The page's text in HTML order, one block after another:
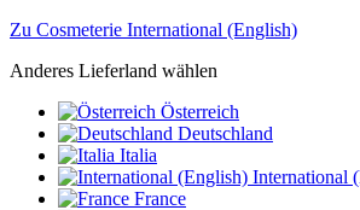
Zu Cosmeterie International (English)
Anderes Lieferland wählen
Österreich
Deutschland
Italia
International
France